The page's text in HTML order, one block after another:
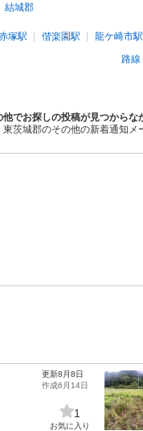
結城郡
塚駅 偕楽園駅 龍ケ崎市駅
路線
他でお探しの投稿が見つからな
東茨城郡のその他の新着通知メ
更新8月8日
作成6月14日
1
お気に入り